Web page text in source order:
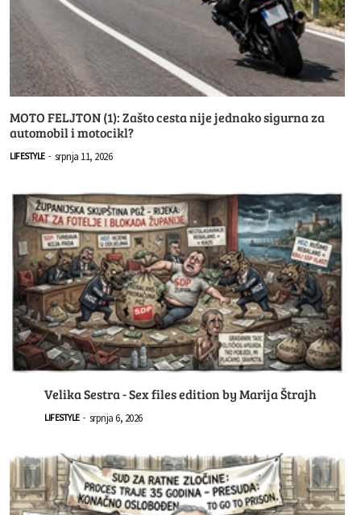
MOTO FELJTON (1): Zašto cesta nije jednako sigurna za
automobil i motocikl?
LIFESTYLE - srpnja 11, 2026
Velika Sestra - Sex files edition by Marija Štrajh
LIFESTYLE - srpnja 6, 2026